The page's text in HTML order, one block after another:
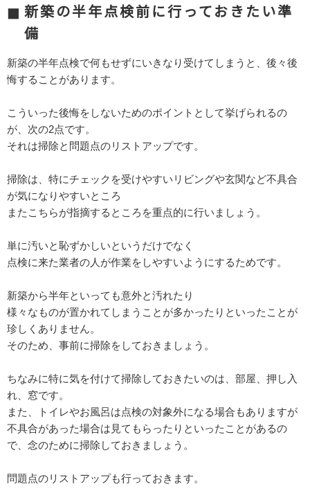
新築の半年点検前に行っておきたい準
備
新築の半年点検で何もせずにいきなり受けてしまうと、後々後
悔することがあります。
こういった後悔をしないためのポイントとして挙げられるの
が、次の2点です。
それは掃除と問題点のリストアップです。
掃除は、特にチェックを受けやすいリビングや玄関など不具合
が気になりやすいところ
またこちらが指摘するところを重点的に行いましょう。
単に汚いと恥ずかしいというだけでなく
点検に来た業者の人が作業をしやすいようにするためです。
新築から半年といっても意外と汚れたり
様々なものが置かれてしまうことが多かったりといったことが
珍しくありません。
そのため、事前に掃除をしておきましょう。
ちなみに特に気を付けて掃除しておきたいのは、部屋、押し入
れ、窓です。
また、トイレやお風呂は点検の対象外になる場合もありますが
不具合があった場合は見てもらったりといったことがあるの
で、念のために掃除しておきましょう。
問題点のリストアップも行っておきます。